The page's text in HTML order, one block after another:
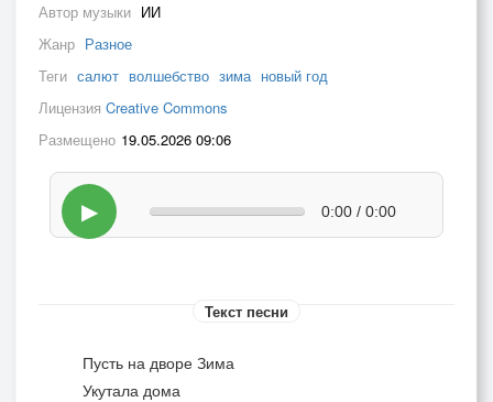
Автор музыки ИИ
Жанр Разное
Теги салют волшебство зима новый год
Лицензия Creative Commons
Размещено 19.05.2026 09:06
▶ 0:00 / 0:00
Текст песни
Пусть на дворе Зима
Укутала дома